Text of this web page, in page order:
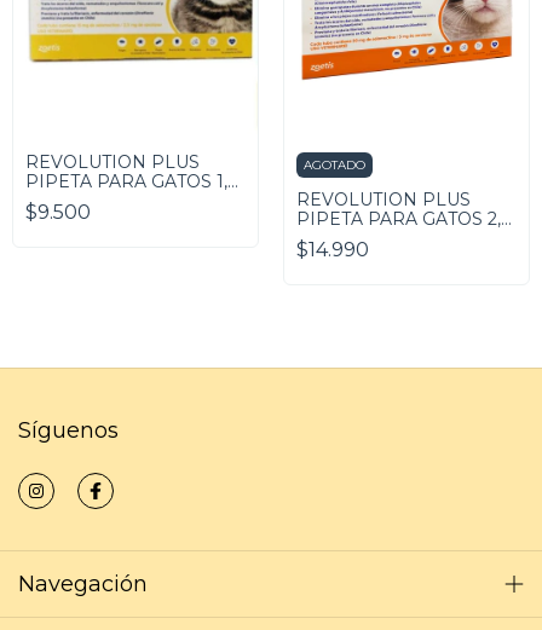
REVOLUTION PLUS
PIPETA PARA GATOS 1,25
A 2,5KG
$9.500
AGOTADO
REVOLUTION PLUS
PIPETA PARA GATOS 2,5-
5kg
$14.990
Síguenos
Navegación